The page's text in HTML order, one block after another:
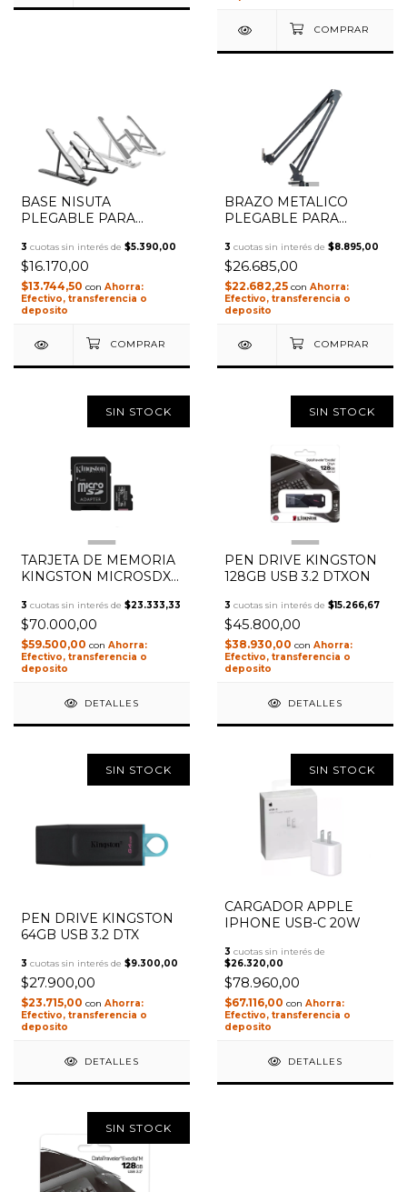
BASE NISUTA
PLEGABLE PARA
3 cuotas sin interés de $5.390,00
$16.170,00
$13.744,50 con
Efectivo, transferencia o
deposito
BRAZO METALICO
PLEGABLE PARA
NSSOMICG
3 cuotas sin interés de $8.895,00
$26.685,00
$22.682,25 con
Efectivo, transferencia o
deposito
SIN STOCK
TARJETA DE MEMORIA
KINGSTON MICROSDXC
SELECT
3 cuotas sin interés de $23.333,33
$70.000,00
$59.500,00 con
Efectivo, transferencia o
deposito
DETALLES
SIN STOCK
PEN DRIVE KINGSTON
128GB USB 3.2 DTXON
3 cuotas sin interés de $15.266,67
$45.800,00
$38.930,00 con
Efectivo, transferencia o
deposito
DETALLES
SIN STOCK
PEN DRIVE KINGSTON
64GB USB 3.2 DTX
3 cuotas sin interés de $9.300,00
$27.900,00
$23.715,00 con
Efectivo, transferencia o
deposito
DETALLES
SIN STOCK
CARGADOR APPLE
IPHONE USB-C 20W
3 cuotas sin interés de
$26.320,00
$78.960,00
$67.116,00 con
Efectivo, transferencia o
deposito
DETALLES
SIN STOCK